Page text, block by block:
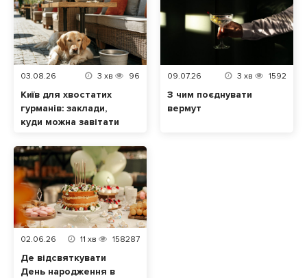
03.08.26 3 хв 96
Київ для хвостатих
гурманів: заклади,
куди можна завітати
улюбленцем
09.07.26 3 хв 1592
З чим поєднувати
вермут
02.06.26 11 хв 158287
Де відсвяткувати
День народження в